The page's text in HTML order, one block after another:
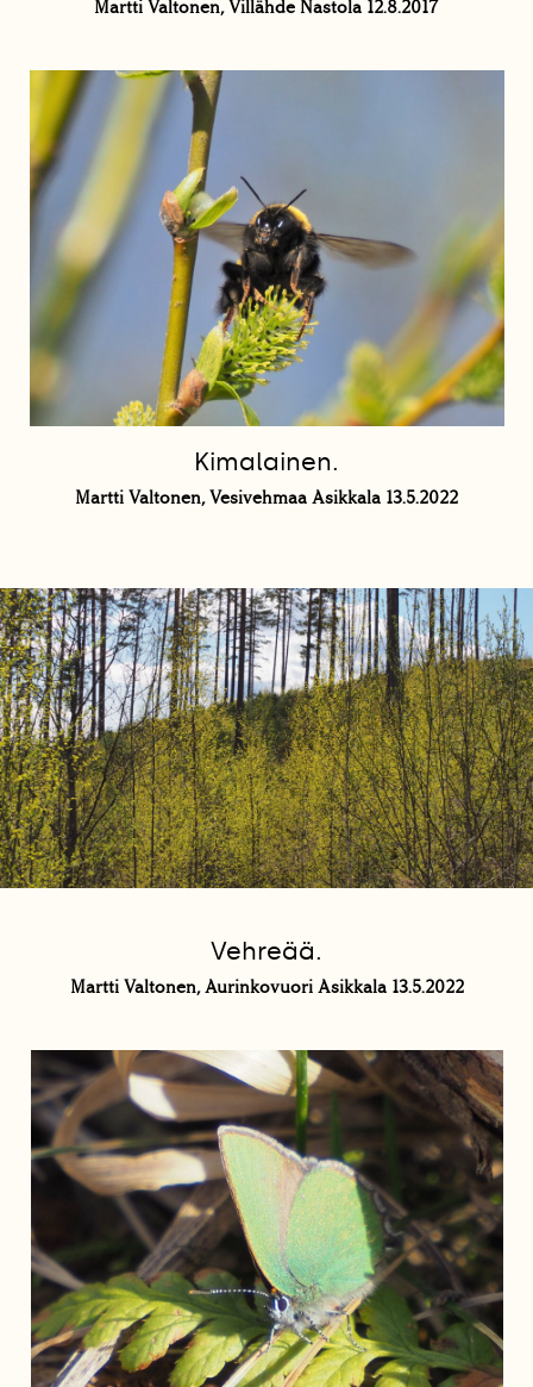
Martti Valtonen, Villähde Nastola 12.8.2017
Kimalainen.
Martti Valtonen, Vesivehmaa Asikkala 13.5.2022
Vehreää.
Martti Valtonen, Aurinkovuori Asikkala 13.5.2022